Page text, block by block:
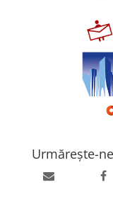
Urmărește-ne